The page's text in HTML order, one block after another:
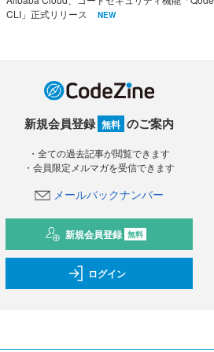
CLI」正式リリース
NEW
新規会員登録 無料 のご案内
・全ての過去記事が閲覧できます
・会員限定メルマガを受信できます
メールバックナンバー
新規会員登録 無料
ログイン